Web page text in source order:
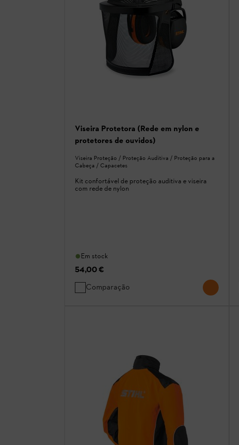
Viseira Protetora (Rede em nylon e
protetores de ouvidos)
Viseira Proteção / Proteção Auditiva / Proteção para a
Cabeça / Capacetes
Kit confortável de proteção auditiva e viseira
com rede de nylon
Em stock
54,00 €
Comparação